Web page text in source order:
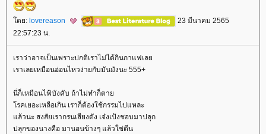
ดย: lovereason
23 มีนาคม 2565
22:57:23 น.
เราว่าอาจเป็นเพราะปกติเราไม่ได้กินกาแฟเล
เราเลยเหมือนอ่อนไหวง่ายกับมันมังนะ 555+
นี่ก็เหมือนไฟ้บังคับ ถ้าไม่ทำก็ตา
รคเยอะเหลือเกิน เราก็ต้องใช้กรรมไปแหละ
ล้วนะ สงสัยเรากรนเสียงดัง เจ๋งเป้งชอบมาปลุก
ปลุกของนางคือ มานอนข้างๆ แล้วใช่ตีน